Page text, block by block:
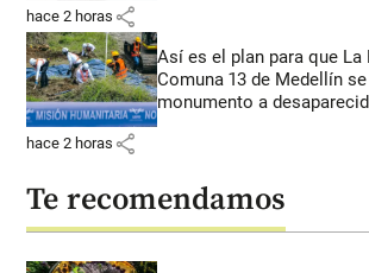
hace 2 horas share
Así es el plan para que La
Comuna 13 de Medellín
monumento a
hace 2 horas share
Te recomendamos